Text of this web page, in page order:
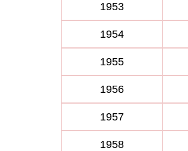
1953
1954
1955
1956
1957
1958